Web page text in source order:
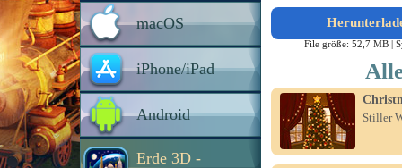
macOS
iPhone/iPad
Android
Erde 3D -
File größe: 52,7 MB |
Stiller